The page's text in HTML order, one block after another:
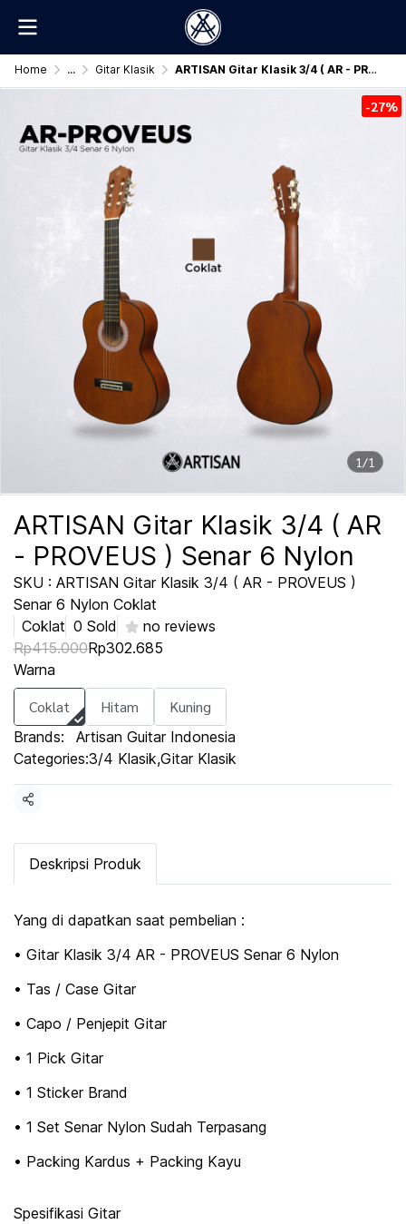
Home ... Gitar Klasik ARTISAN Gitar Klasik 3/4 ( AR - PROVEUS ) Senar 6 Nylon
1/1
-27%
ARTISAN Gitar Klasik 3/4 ( AR
- PROVEUS ) Senar 6 Nylon
SKU : ARTISAN Gitar Klasik 3/4 ( AR - PROVEUS )
Senar 6 Nylon Coklat
Coklat 0 Sold
no reviews
Rp415.000Rp302.685
Warna
Coklat Hitam Kuning
Brands:
Artisan Guitar Indonesia
Categories:3/4 Klasik,Gitar Klasik
Share
Deskripsi Produk
Yang di dapatkan saat pembelian :
• Gitar Klasik 3/4 AR - PROVEUS Senar 6 Nylon
• Tas / Case Gitar
• Capo / Penjepit Gitar
• 1 Pick Gitar
• 1 Sticker Brand
• 1 Set Senar Nylon Sudah Terpasang
• Packing Kardus + Packing Kayu
Spesifikasi Gitar